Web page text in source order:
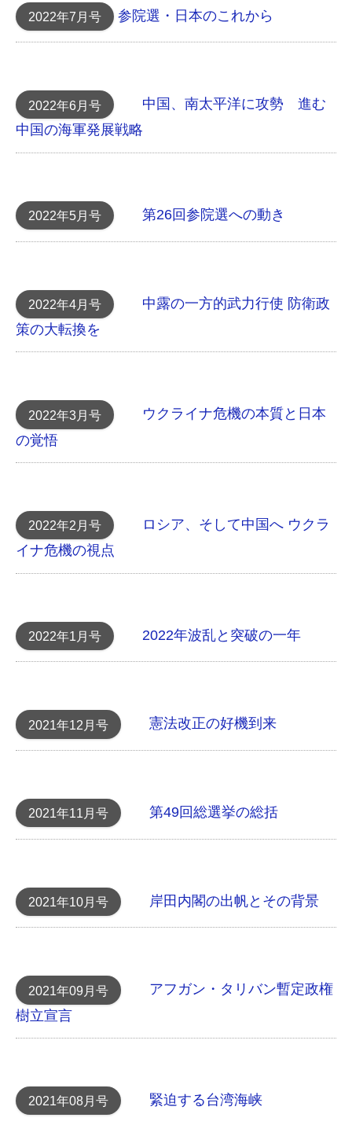
2022年7月号 参院選・日本のこれから
2022年6月号
中国、南太平洋に攻勢 進む
中国の海軍発展戦略
2022年5月号 第26回参院選への動き
2022年4月号
中露の一方的武力行使 防衛政
策の大転換を
2022年3月号
ウクライナ危機の本質と日本
の覚悟
2022年2月号
ロシア、そして中国へ ウクラ
イナ危機の視点
2022年1月号 2022年波乱と突破の一年
2021年12月号 憲法改正の好機到来
2021年11月号 第49回総選挙の総括
2021年10月号 岸田内閣の出帆 とその背景
2021年09月号
アフガン・タリバン 暫定政権
樹立宣言
2021年08月号 緊迫する台湾海峡